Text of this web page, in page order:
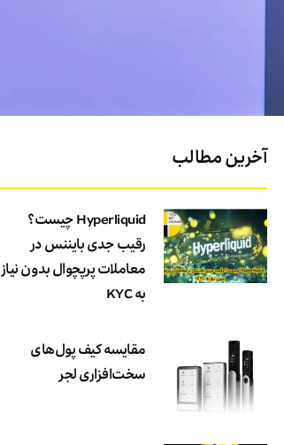
آخرین مطالب
Hyperliquid چیست؟
رقیب جدی بایننس در
معاملات پرپچوال بدون نیاز
به KYC
مقایسه کیف پول‌های
سخت‌افزاری لجر